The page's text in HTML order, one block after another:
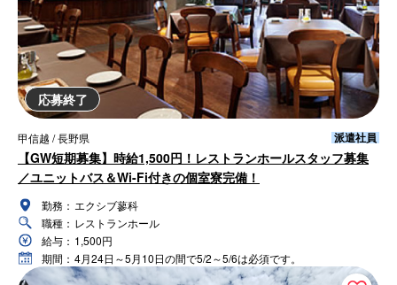
応募終了
甲信越 / 長野県 派遣社員
【GW短期募集】時給1,500円！レストランホールスタッフ募集
／ユニットバス＆Wi-Fi付きの個室寮完備！
勤務： エクシブ蓼科
職種： レストランホール
給与： 1,500円
期間： 4月24日～5月10日の間で5/2～5/6は必須です。